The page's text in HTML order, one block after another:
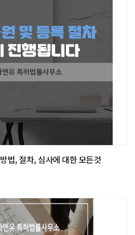
법, 절차, 심사에 대한 모든것